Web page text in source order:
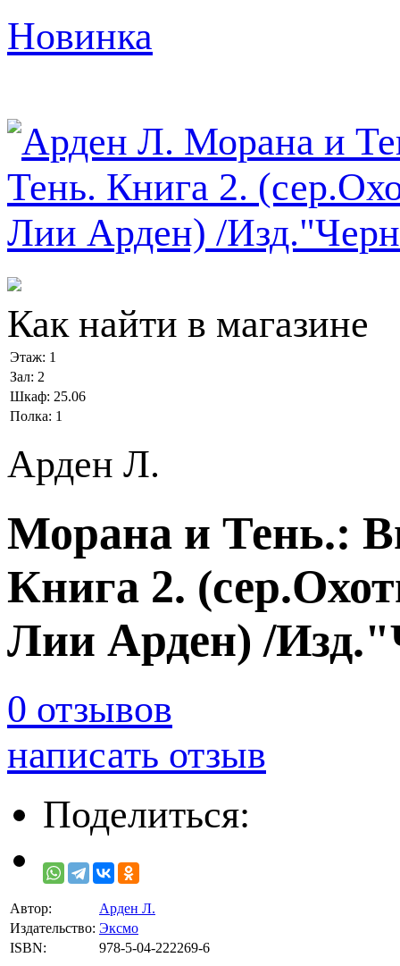
Новинка
Как найти в магазине
Этаж: 1
Зал: 2
Шкаф: 25.06
Полка: 1
Арден Л.
Морана и Тень.:
Книга 2.
Лии Арден) /
0 отзывов
написать отзыв
Поделиться:
Автор:
Арден Л.
Издательство: Эксмо
ISBN:
978-5-04-222269-6